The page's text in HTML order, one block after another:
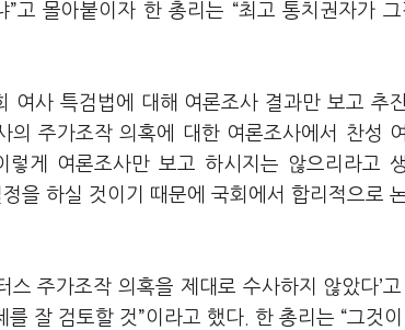
고 몰아붙이자 한 총리는 “최고 통치권자가
사 특검법에 대해 여론조사 결과만 보고 추
주가조작 의혹에 대한 여론조사에서 찬성 여
렇게 여론조사만 보고 하시지는 않으리라고
을 하실 것이기 때문에 국회에서 합리적으로
주가조작 의혹을 제대로 수사하지 않았다’고
잘 검토할 것”이라고 했다. 한 총리는 “그것